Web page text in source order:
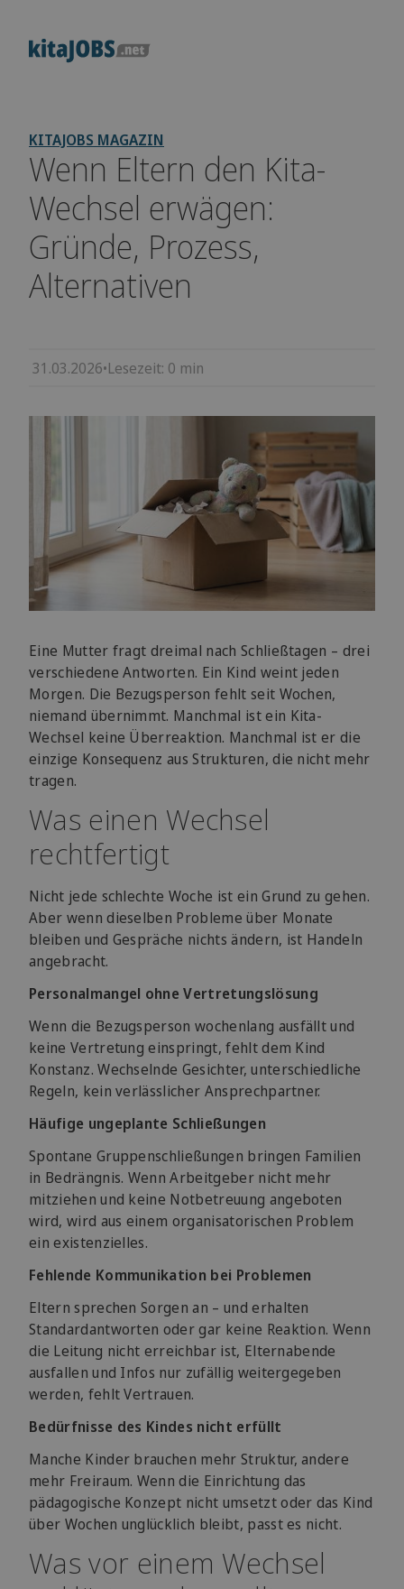
KITAJOBS MAGAZIN
Wenn Eltern den Kita-
Wechsel erwägen:
Gründe, Prozess,
Alternativen
31.03.2026•Lesezeit: 0 min
Eine Mutter fragt dreimal nach Schließtagen – drei
verschiedene Antworten. Ein Kind weint jeden
Morgen. Die Bezugsperson fehlt seit Wochen,
niemand übernimmt. Manchmal ist ein Kita-
Wechsel keine Überreaktion. Manchmal ist er die
einzige Konsequenz aus Strukturen, die nicht mehr
tragen.
Was einen Wechsel
rechtfertigt
Nicht jede schlechte Woche ist ein Grund zu gehen.
Aber wenn dieselben Probleme über Monate
bleiben und Gespräche nichts ändern, ist Handeln
angebracht.
Personalmangel ohne Vertretungslösung
Wenn die Bezugsperson wochenlang ausfällt und
keine Vertretung einspringt, fehlt dem Kind
Konstanz. Wechselnde Gesichter, unterschiedliche
Regeln, kein verlässlicher Ansprechpartner.
Häufige ungeplante Schließungen
Spontane Gruppenschließungen bringen Familien
in Bedrängnis. Wenn Arbeitgeber nicht mehr
mitziehen und keine Notbetreuung angeboten
wird, wird aus einem organisatorischen Problem
ein existenzielles.
Fehlende Kommunikation bei Problemen
Eltern sprechen Sorgen an – und erhalten
Standardantworten oder gar keine Reaktion. Wenn
die Leitung nicht erreichbar ist, Elternabende
ausfallen und Infos nur zufällig weitergegeben
werden, fehlt Vertrauen.
Bedürfnisse des Kindes nicht erfüllt
Manche Kinder brauchen mehr Struktur, andere
mehr Freiraum. Wenn die Einrichtung das
pädagogische Konzept nicht umsetzt oder das Kind
über Wochen unglücklich bleibt, passt es nicht.
Was vor einem Wechsel